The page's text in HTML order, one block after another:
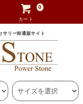
カート
0
サリー卸通販サイト